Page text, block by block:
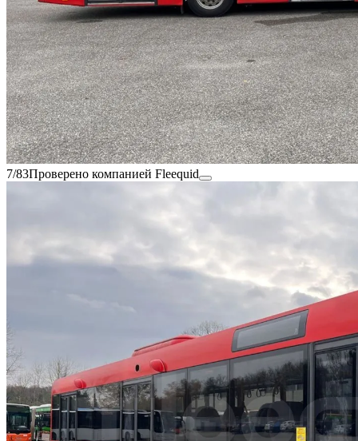
7/83Проверено компанией Fleequid